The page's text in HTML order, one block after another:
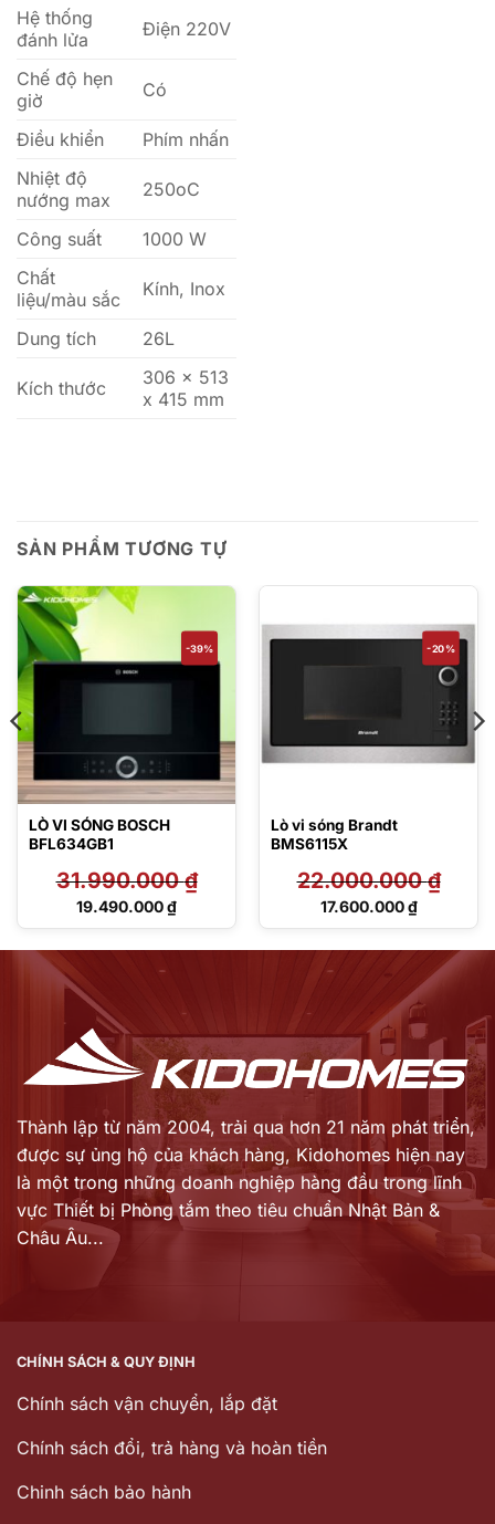
Hệ thống
đánh lửa
Điện 220V
Chế độ hẹn
giờ
Có
Điều khiển
Phím nhấn
Nhiệt độ
nướng max
250oC
Công suất
1000 W
Chất
liệu/màu sắc
Kính, Inox
Dung tích 26L
Kích thước
306 x 513
x 415 mm
SẢN PHẨM TƯƠNG TỰ
-39%
LÒ VI SÓNG BOSCH
BFL634GB1
31.990.000₫
Giá
19.490.000₫
Giá
-20%
Lò vi sóng Brandt
BMS6115X
22.000.000₫
Giá
22.000.000 ₫.
17.600.000₫
Giá
17.600.000 ₫.
Thành lập từ năm 2004, trải qua hơn 21 năm phát triển,
được sự ủng hộ của khách hàng, Kidohomes hiện nay
là một trong những doanh nghiệp hàng đầu trong lĩnh
vực Thiết bị Phòng tắm theo tiêu chuẩn Nhật Bản &
Châu Âu...
CHÍNH SÁCH & QUY ĐỊNH
Chính sách vận chuyển, lắp đặt
Chính sách đổi, trả hàng và hoàn tiền
Chinh sách bảo hành